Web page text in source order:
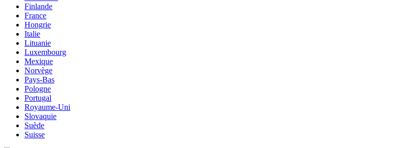
Finlande
France
Hongrie
Italie
Lituanie
Luxembourg
Mexique
Norvège
Pays-Bas
Pologne
Portugal
Royaume-Uni
Slovaquie
Suède
Suisse